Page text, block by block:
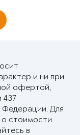
и ни при
офертой,
437
Федерации. Для
стоимости
в